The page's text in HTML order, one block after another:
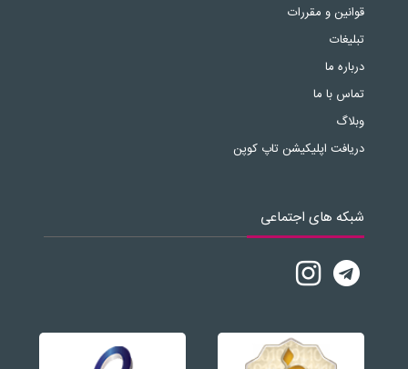
قوانین و مقررات
تبلیغات
درباره ما
تماس با ما
وبلاگ
دریافت اپلیکیشن تاپ کوپن
شبکه های اجتماعی